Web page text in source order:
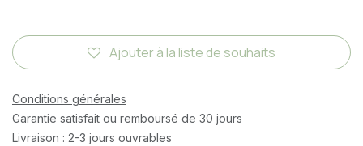
Ajouter à la liste de souhaits
Conditions générales
Garantie satisfait ou remboursé de 30 jours
Livraison : 2-3 jours ouvrables